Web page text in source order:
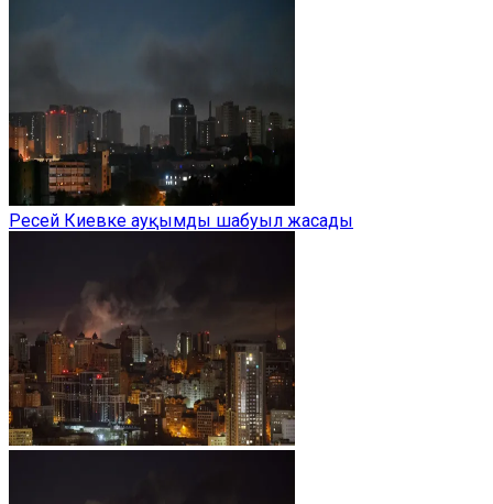
Ресей Киевке ауқымды шабуыл жасады